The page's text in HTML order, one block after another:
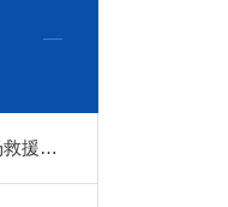
消防专用空气呼吸器：火场救援作业的安全防护屏障